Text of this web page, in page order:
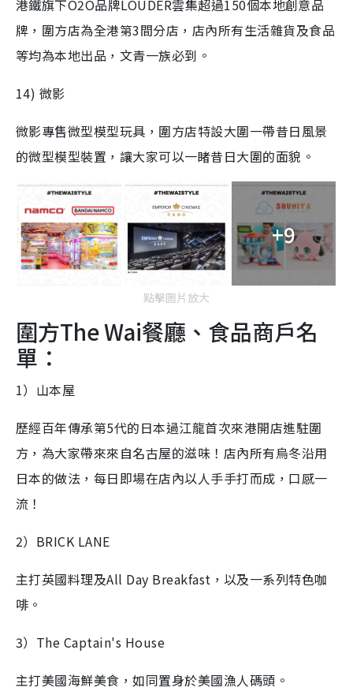
港鐵旗下O2O品牌LOUDER雲集超過150個本地創意品
牌，圍方店為全港第3間分店，店內所有生活雜貨及食品
等均為本地出品，文青一族必到。
14) 微影
微影專售微型模型玩具，圍方店特設大圍一帶昔日風景
的微型模型裝置，讓大家可以一睹昔日大圍的面貌。
+9
點擊圖片放大
圍方The Wai餐廳、食品商戶名
單：
1）山本屋
歷經百年傳承第5️代的日本過江龍首次來港開店進駐圍
方，為大家帶來來自名古屋的滋味！店內所有烏冬沿用
日本的做法，每日即場在店內以人手手打而成，口感一
流！
2）BRICK LANE
主打英國料理及All Day Breakfast，以及一系列特色咖
啡。
3）The Captain's House
主打美國海鮮美食，如同置身於美國漁人碼頭。